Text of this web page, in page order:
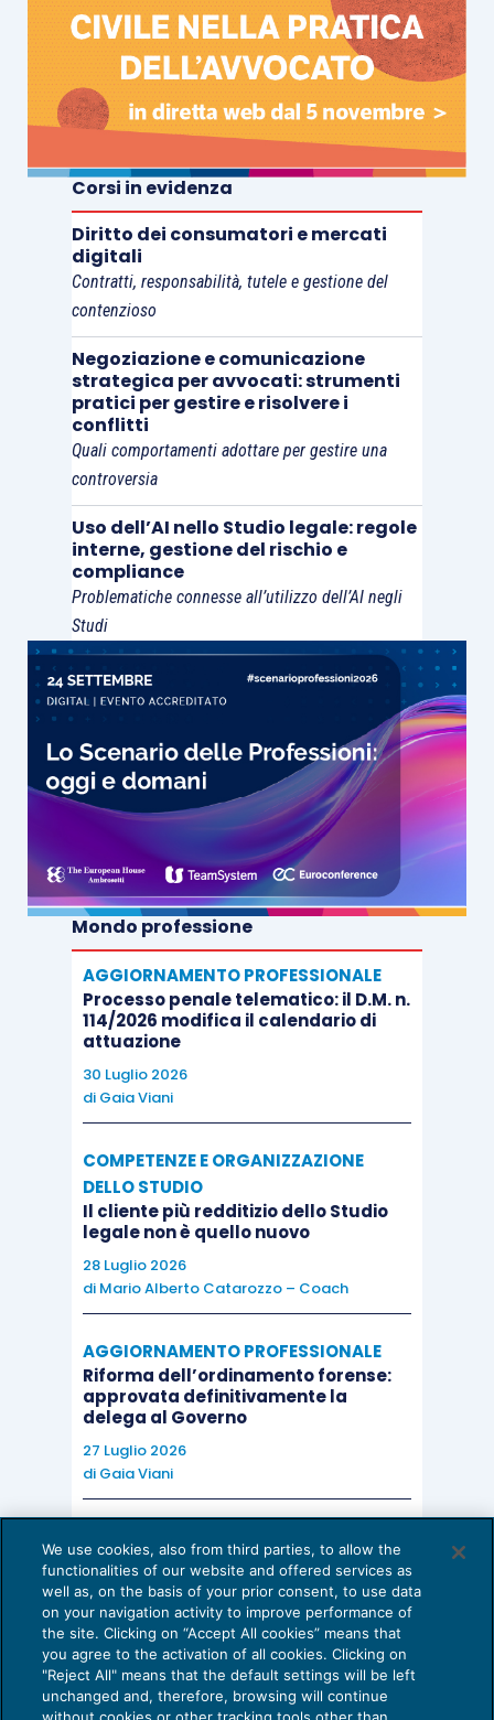
Corsi in evidenza
Diritto dei consumatori e mercati
digitali
Contratti, responsabilità, tutele e gestione del
contenzioso
Negoziazione e comunicazione
strategica per avvocati: strumenti
pratici per gestire e risolvere i
conflitti
Quali comportamenti adottare per gestire una
controversia
Uso dell’AI nello Studio legale: regole
interne, gestione del rischio e
compliance
Problematiche connesse all’utilizzo dell’AI negli
Studi
Mondo professione
AGGIORNAMENTO PROFESSIONALE
Processo penale telematico: il D.M. n.
114/2026 modifica il calendario di
attuazione
30 Luglio 2026
di Gaia Viani
COMPETENZE E ORGANIZZAZIONE
DELLO STUDIO
Il cliente più redditizio dello Studio
legale non è quello nuovo
28 Luglio 2026
di Mario Alberto Catarozzo – Coach
AGGIORNAMENTO PROFESSIONALE
Riforma dell’ordinamento forense:
approvata definitivamente la
delega al Governo
27 Luglio 2026
di Gaia Viani
Come evitare le allucinazioni dell’AI:
guida per l’avvocato
24 Luglio 2026
di Sofia Savoia
We use cookies, also from third parties, to allow the
functionalities of our website and offered services as
well as, on the basis of your prior consent, to use data
on your navigation activity to improve performance of
the site. Clicking on “Accept All cookies” means that
you agree to the activation of all cookies. Clicking on
"Reject All" means that the default settings will be left
unchanged and, therefore, browsing will continue